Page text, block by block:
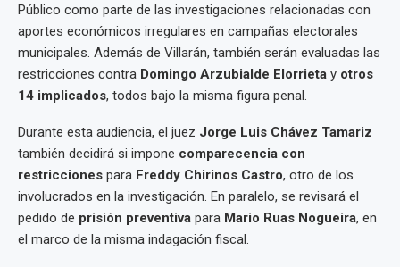
Público como parte de las investigaciones relacionadas con
aportes económicos irregulares en campañas electorales
municipales. Además de Villarán, también serán evaluadas las
restricciones contra Domingo Arzubialde Elorrieta y otros
14 implicados, todos bajo la misma figura penal.
Durante esta audiencia, el juez Jorge Luis Chávez Tamariz
también decidirá si impone comparecencia con
restricciones para Freddy Chirinos Castro, otro de los
involucrados en la investigación. En paralelo, se revisará el
pedido de prisión preventiva para Mario Ruas Nogueira, en
el marco de la misma indagación fiscal.